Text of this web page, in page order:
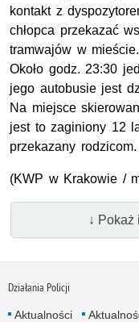
kontakt z
chłopca przekazać
tramwajów w
Około godz. 23:30
jego autobusie jest
Na miejsce
jest to zaginiony 12
przekazany rodzicom.
(KWP w Krakowie /
↓ Pokaż
Działania Policji
Aktualności